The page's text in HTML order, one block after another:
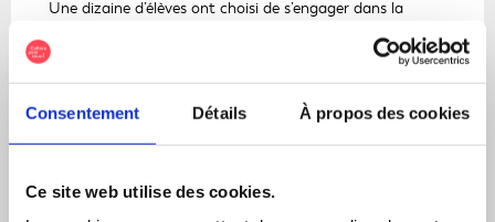
Ce
lien
Consentement Détails À propos des cookies
Ce site web utilise des cookies.
f
e
Une dizaine d’élèves ont choisi de s’engager dans la
création d’une murale interculturelle qui prendra place
dans les couloirs de leur école. Réalisé dans le cadre
d’activités parascolaires, ce projet met en lumière
l’inclusion et la richesse de la diversité culturelle qui
communauté scolaire tout au long de l’année.